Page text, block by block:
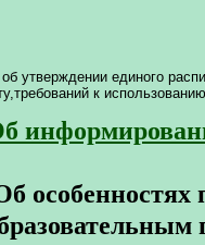
об утверждении единого
к
особенностях